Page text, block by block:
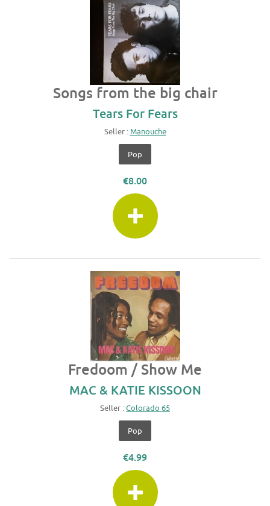
Songs from the big chair
Tears For Fears
Seller : Manouche
Pop
€8.00
Fredoom / Show Me
MAC & KATIE KISSOON
Seller :Colorado 65
Pop
€4.99